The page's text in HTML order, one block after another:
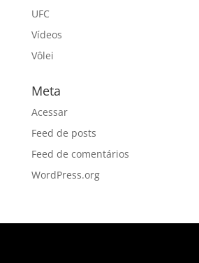
UFC
Vídeos
Vôlei
Meta
Acessar
Feed de posts
Feed de comentários
WordPress.org